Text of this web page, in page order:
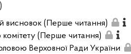
висновок (Перше читання)
(Перше читання)
Верховної Ради України